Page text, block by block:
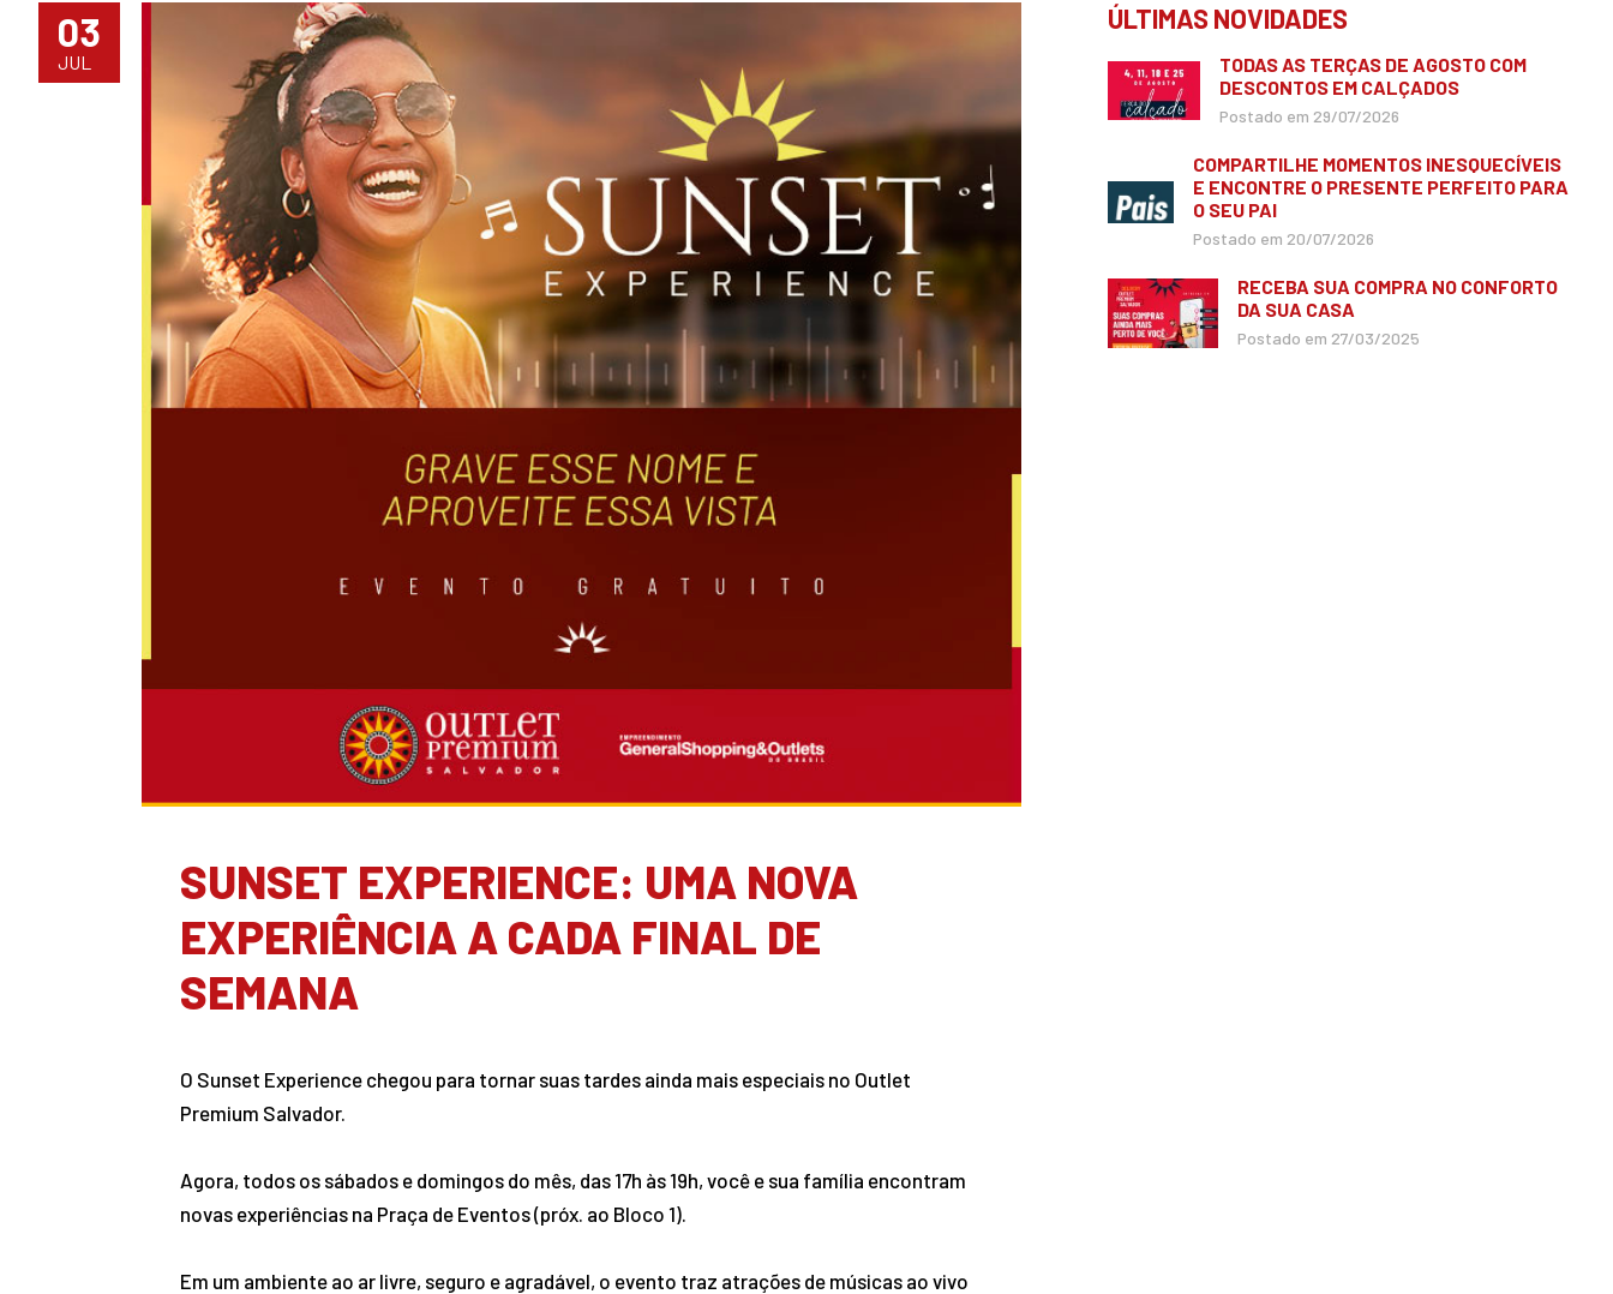
03
JUL
SUNSET EXPERIENCE: UMA NOVA
EXPERIÊNCIA A CADA FINAL DE
SEMANA
O Sunset Experience chegou para tornar suas tardes ainda mais especiais no Outlet
Premium Salvador.
Agora, todos os sábados e domingos do mês, das 17h às 19h, você e sua família encontram
novas experiências na Praça de Eventos (próx. ao Bloco 1).
Em um ambiente ao ar livre, seguro e agradável, o evento traz atrações de músicas ao vivo
ÚLTIMAS NOVIDADES
TODAS AS TERÇAS DE AGOSTO COM
DESCONTOS EM CALÇADOS
Postado em 29/07/2026
COMPARTILHE MOMENTOS INESQUECÍVEIS
E ENCONTRE O PRESENTE PERFEITO PARA
O SEU PAI
Postado em 20/07/2026
RECEBA SUA COMPRA NO CONFORTO
DA SUA CASA
Postado em 27/03/2025